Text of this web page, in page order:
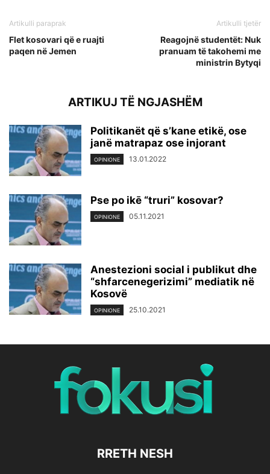
Artikulli paraprak
Flet kosovari që e ruajti
paqen në Jemen
Artikulli tjetër
Reagojnë studentët: Nuk
pranuam të takohemi me
ministrin Bytyqi
ARTIKUJ TË NGJASHËM
Politikanët që s’kane etikë, ose
janë matrapaz ose injorant
OPINIONE 13.01.2022
Pse po ikē “truri” kosovar?
OPINIONE 05.11.2021
Anestezioni social i publikut dhe
“shfarcenegerizimi” mediatik në
Kosovë
OPINIONE 25.10.2021
RRETH NESH